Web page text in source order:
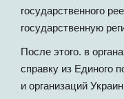
государственного
государственную
После этого. в
справку из Единого
и организаций